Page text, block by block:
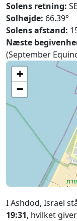
Solens retning:
Solhøjde: 66.39°
Solens afstand:
Næste
(September
+
−
I Ashdod, Israel
19:31, hvilket giver